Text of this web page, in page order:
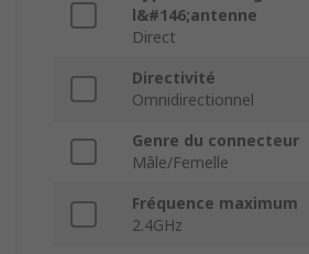
l&#146;antenne
Direct
Directivité
Omnidirectionnel
Genre du connecteur
Mâle/Femelle
Fréquence maximum
2.4GHz